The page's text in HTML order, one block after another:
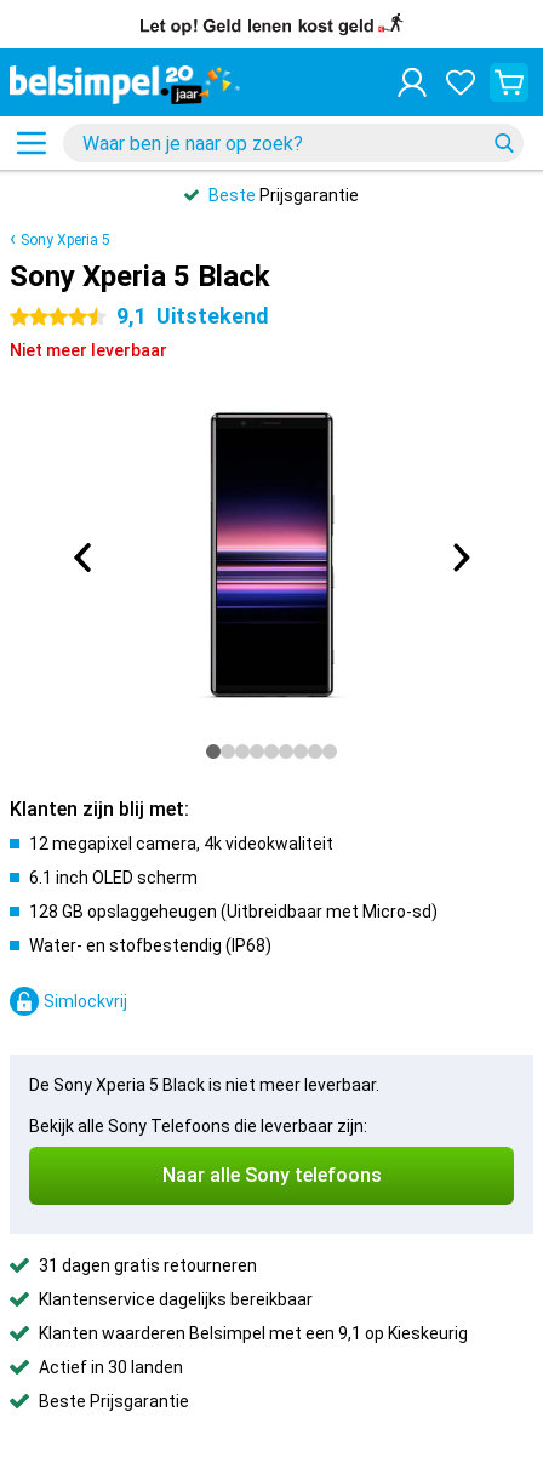
Beste Prijsgarantie
Sony Xperia 5
Sony Xperia 5 Black
4.5 sterren 9,1 Uitstekend
Niet meer leverbaar
Klanten zijn blij met:
12 megapixel camera, 4k videokwaliteit
6.1 inch OLED scherm
128 GB opslaggeheugen (Uitbreidbaar met Micro-sd)
Water- en stofbestendig (IP68)
Simlockvrij
De Sony Xperia 5 Black is niet meer leverbaar.
Bekijk alle Sony Telefoons die leverbaar zijn:
Naar alle Sony telefoons
31 dagen gratis retourneren
Klantenservice dagelijks bereikbaar
Klanten waarderen Belsimpel met een 9,1 op Kieskeurig
Actief in 30 landen
Beste Prijsgarantie